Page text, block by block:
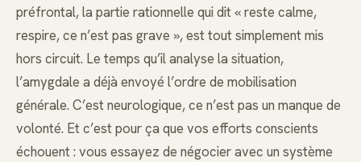
préfrontal, la partie rationnelle qui dit « reste calme,
respire, ce n’est pas grave », est tout simplement mis
hors circuit. Le temps qu’il analyse la situation,
l’amygdale a déjà envoyé l’ordre de mobilisation
générale. C’est neurologique, ce n’est pas un manque de
volonté. Et c’est pour ça que vos efforts conscients
échouent : vous essayez de négocier avec un système